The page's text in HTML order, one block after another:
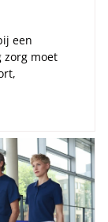
een
moet